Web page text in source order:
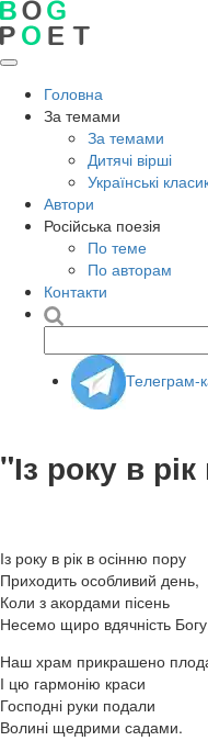
Головна
За темами
За темами
Дитячі вірші
Українські
Автори
Російська поезія
По теме
По авторам
Контакти
Телеграм-
"Із року в
Із року в рік в осінню пору
Приходить особливий день,
Коли з акордами пісень
Несемо щиро вдячність
Наш храм прикрашено
І цю гармонію краси
Господні руки подали
Волині щедрими садами.